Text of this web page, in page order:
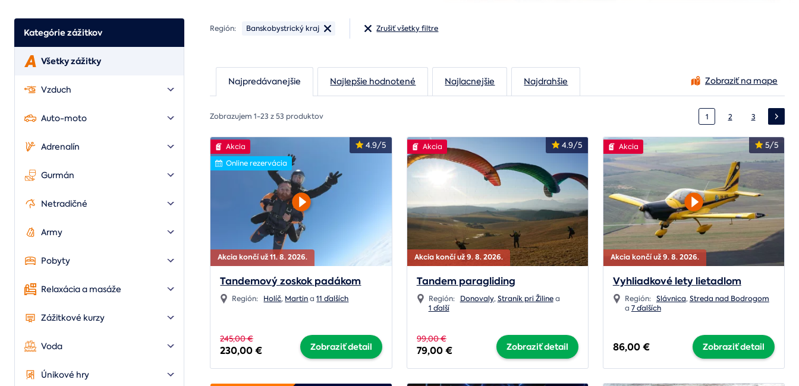
Kategórie zážitkov
Všetky zážitky
Vzduch
Auto-moto
Adrenalín
Gurmán
Netradičné
Army
Pobyty
Relaxácia a masáže
Zážitkové kurzy
Voda
Únikové hry
Región: Banskobystrický kraj Zrušiť všetky filtre
Zobraziť na mape
Najpredávanejšie Najlepšie hodnotené Najlacnejšie Najdrahšie
Zobrazujem 1-23 z 53 produktov 1 2 3
Akcia končí už 11. 8. 2026.
4.9/5
Akcia
Online rezervácia
Tandemový zoskok padákom
Región: Holíč, Martina11 ďalších
245,00 €
230,00 € Zobraziť detail
Akcia končí už 9. 8. 2026.
4.9/5
Akcia
Tandem paragliding
Región: Donovaly,Straník pri Žilinea
1 ďalší
99,00 €
79,00 € Zobraziť detail
Akcia končí už 9. 8. 2026.
5/5
Akcia
Vyhliadkové lety lietadlom
Región: Slávnica,Streda nad Bodrogom
a 7 ďalších
86,00 € Zobraziť detail